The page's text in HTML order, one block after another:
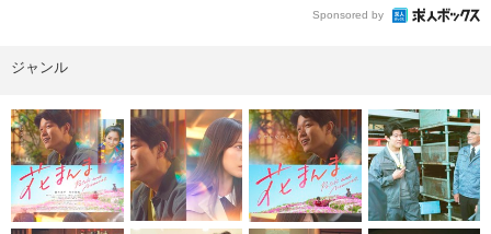
Sponsored by
ジャンル